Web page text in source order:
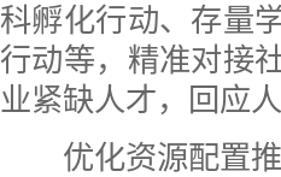
科孵化行动、存量
行动等，精准对接
业紧缺人才，回应
优化资源配置推